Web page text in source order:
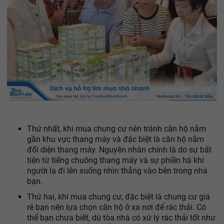
Thứ nhất, khi mua chung cư nên tránh căn hộ nằm
gần khu vực thang máy và đặc biệt là căn hộ nằm
đối diện thang máy. Nguyên nhân chính là do sự bất
tiện từ tiếng chuông thang máy và sự phiền hà khi
người lạ đi lên xuống nhìn thẳng vào bên trong nhà
bạn.
Thứ hai, khi mua chung cư, đặc biệt là chung cư giá
rẻ bạn nên lựa chọn căn hộ ở xa nơi để rác thải. Có
thể bạn chưa biết, dù tòa nhà có xử lý rác thải tốt như